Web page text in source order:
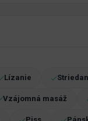
Lízanie
Vzájomná masáž